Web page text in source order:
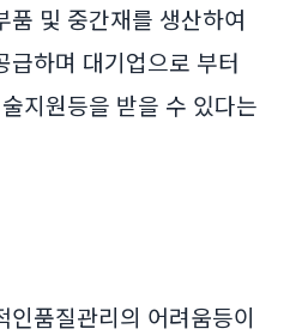
품 및 중간재를 생산하여
급하며 대기업으로 부터
지원등을 받을 수 있다는
품질관리의 어려움등이